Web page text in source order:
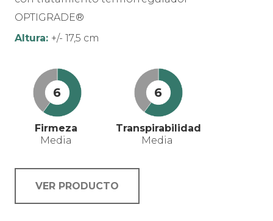
OPTIGRADE®
Altura: +/- 17,5 cm
6
Firmeza
Media
6
Transpirabilidad
Media
VER PRODUCTO